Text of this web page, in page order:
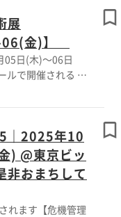
油が出来るシステ
許取得済】のシス
京都トライアル発
した。 ▼JPG
果として】 発電
＝使用機器の電気
可能です。
県と三浦市が
などと協力して実
とした実践的な
たしております。
展
06(金)】
05日(木)～06日
ルで開催される 第
致します。 震
に関わる技術や
害対策に関する
す。 是非、
いたしておりま
｜2025年10
) @東京ビッ
非おまちして
れます【危機管理